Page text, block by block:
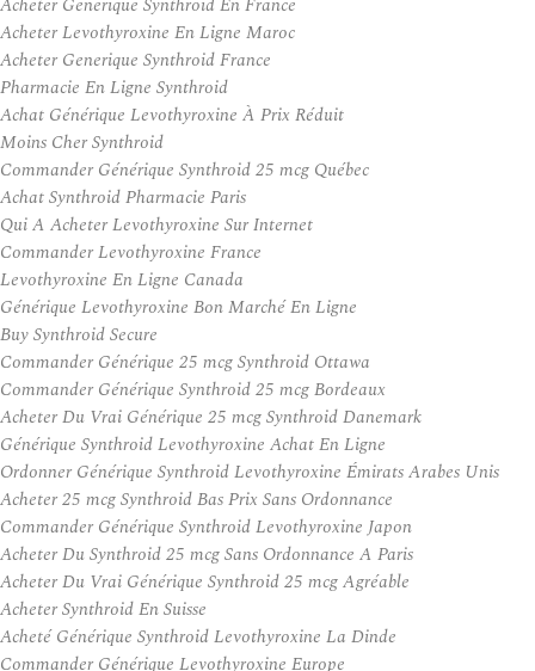
Acheter Levothyroxine En Ligne Maroc
Acheter Generique Synthroid France
Pharmacie En Ligne Synthroid
Achat Générique Levothyroxine À Prix Réduit
Moins Cher Synthroid
Commander Générique Synthroid 25 mcg Québec
Achat Synthroid Pharmacie Paris
Qui A Acheter Levothyroxine Sur Internet
Commander Levothyroxine France
Levothyroxine En Ligne Canada
Générique Levothyroxine Bon Marché En Ligne
Buy Synthroid Secure
Commander Générique 25 mcg Synthroid Ottawa
Commander Générique Synthroid 25 mcg Bordeaux
Acheter Du Vrai Générique 25 mcg Synthroid Danemark
Générique Synthroid Levothyroxine Achat En Ligne
Ordonner Générique Synthroid Levothyroxine Émirats Arabes Unis
Acheter 25 mcg Synthroid Bas Prix Sans Ordonnance
Commander Générique Synthroid Levothyroxine Japon
Acheter Du Synthroid 25 mcg Sans Ordonnance A Paris
Acheter Du Vrai Générique Synthroid 25 mcg Agréable
Acheter Synthroid En Suisse
Acheté Générique Synthroid Levothyroxine La Dinde
Commander Générique Levothyroxine Europe